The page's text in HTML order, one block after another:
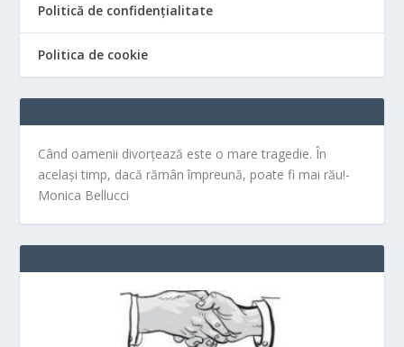
Politică de confidențialitate
Politica de cookie
Când oamenii divorțează este o mare tragedie. În
același timp, dacă rămân împreună, poate fi mai rău!-
Monica Bellucci